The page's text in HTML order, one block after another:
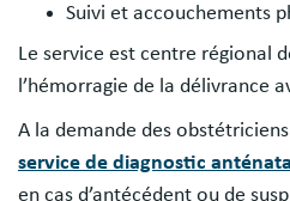
Suivi et accouchements
Le service est centre régional
l’hémorragie de la délivrance
A la demande des
service de diagnostic anténatal
en cas d’antécédent ou de